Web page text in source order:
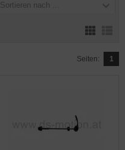
Sortieren nach ...
Seiten: 1